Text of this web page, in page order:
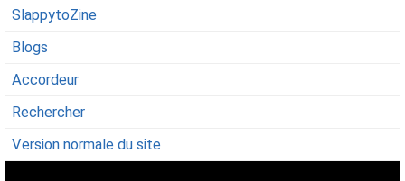
SlappytoZine
Blogs
Accordeur
Rechercher
Version normale du site